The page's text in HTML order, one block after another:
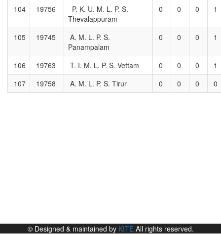
104
19756
P. K. U. M. L. P. S.
Thevalappuram
0 0 0 1
105 19745
A. M. L. P. S.
Panampalam
0 0 0 1
106 19763 T. I. M. L. P. S. Vettam 0 0 0
1
107
19758 A. M. L. P. S. Tirur 0 0 0 0
© Designed & maintained by KITEAll rights reserved.